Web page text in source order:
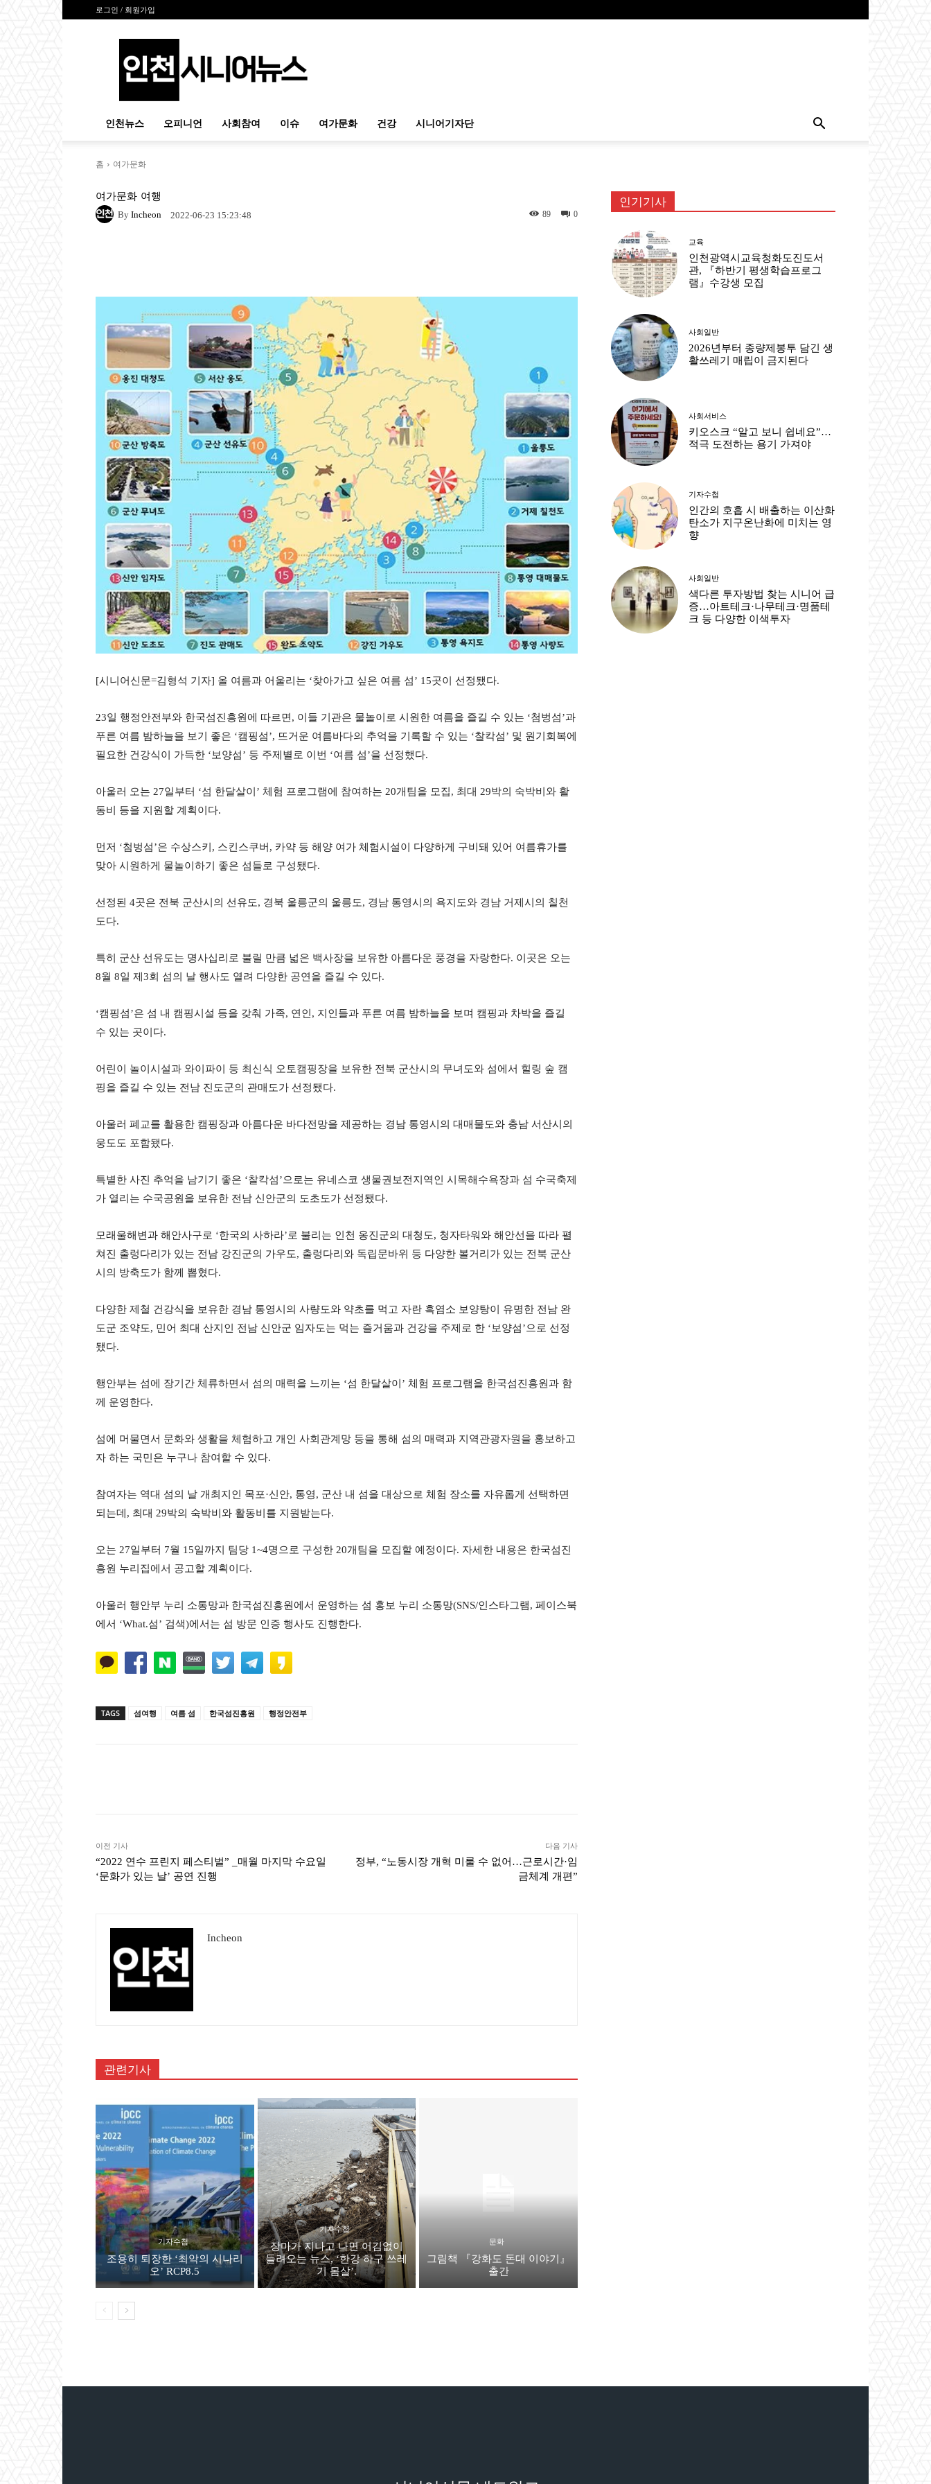
로그인 / 회원가입
시
인천뉴스 오피니언 사회참여 이슈 여가문화 건강 시니어기자단
홈 여가문화
여가문화 여행
By Incheon 2022-06-23 15:23:48 0
89
[시니어신문=김형석 기자] 올 여름과 어울리는 ‘찾아가고 싶은 여름 섬’ 15곳이 선정됐다.
23일 행정안전부와 한국섬진흥원에 따르면, 이들 기관은 물놀이로 시원한 여름을 즐길 수 있는 ‘첨벙섬’과
푸른 여름 밤하늘을 보기 좋은 ‘캠핑섬’, 뜨거운 여름바다의 추억을 기록할 수 있는 ‘찰칵섬’ 및 원기회복에
필요한 건강식이 가득한 ‘보양섬’ 등 주제별로 이번 ‘여름 섬’을 선정했다.
아울러 오는 27일부터 ‘섬 한달살이’ 체험 프로그램에 참여하는 20개팀을 모집, 최대 29박의 숙박비와 활
동비 등을 지원할 계획이다.
먼저 ‘첨벙섬’은 수상스키, 스킨스쿠버, 카약 등 해양 여가 체험시설이 다양하게 구비돼 있어 여름휴가를
맞아 시원하게 물놀이하기 좋은 섬들로 구성됐다.
선정된 4곳은 전북 군산시의 선유도, 경북 울릉군의 울릉도, 경남 통영시의 욕지도와 경남 거제시의 칠천
도다.
특히 군산 선유도는 명사십리로 불릴 만큼 넓은 백사장을 보유한 아름다운 풍경을 자랑한다. 이곳은 오는
8월 8일 제3회 섬의 날 행사도 열려 다양한 공연을 즐길 수 있다.
‘캠핑섬’은 섬 내 캠핑시설 등을 갖춰 가족, 연인, 지인들과 푸른 여름 밤하늘을 보며 캠핑과 차박을 즐길
수 있는 곳이다.
어린이 놀이시설과 와이파이 등 최신식 오토캠핑장을 보유한 전북 군산시의 무녀도와 섬에서 힐링 숲 캠
핑을 즐길 수 있는 전남 진도군의 관매도가 선정됐다.
아울러 폐교를 활용한 캠핑장과 아름다운 바다전망을 제공하는 경남 통영시의 대매물도와 충남 서산시의
웅도도 포함됐다.
특별한 사진 추억을 남기기 좋은 ‘찰칵섬’으로는 유네스코 생물권보전지역인 시목해수욕장과 섬 수국축제
가 열리는 수국공원을 보유한 전남 신안군의 도초도가 선정됐다.
모래울해변과 해안사구로 ‘한국의 사하라’로 불리는 인천 옹진군의 대청도, 청자타워와 해안선을 따라 펼
쳐진 출렁다리가 있는 전남 강진군의 가우도, 출렁다리와 독립문바위 등 다양한 볼거리가 있는 전북 군산
시의 방축도가 함께 뽑혔다.
다양한 제철 건강식을 보유한 경남 통영시의 사량도와 약초를 먹고 자란 흑염소 보양탕이 유명한 전남 완
도군 조약도, 민어 최대 산지인 전남 신안군 임자도는 먹는 즐거움과 건강을 주제로 한 ‘보양섬’으로 선정
됐다.
행안부는 섬에 장기간 체류하면서 섬의 매력을 느끼는 ‘섬 한달살이’ 체험 프로그램을 한국섬진흥원과 함
께 운영한다.
섬에 머물면서 문화와 생활을 체험하고 개인 사회관계망 등을 통해 섬의 매력과 지역관광자원을 홍보하고
자 하는 국민은 누구나 참여할 수 있다.
참여자는 역대 섬의 날 개최지인 목포·신안, 통영, 군산 내 섬을 대상으로 체험 장소를 자유롭게 선택하면
되는데, 최대 29박의 숙박비와 활동비를 지원받는다.
오는 27일부터 7월 15일까지 팀당 1~4명으로 구성한 20개팀을 모집할 예정이다. 자세한 내용은 한국섬진
흥원 누리집에서 공고할 계획이다.
아울러 행안부 누리 소통망과 한국섬진흥원에서 운영하는 섬 홍보 누리 소통망(SNS/인스타그램, 페이스북
에서 ‘What.섬’ 검색)에서는 섬 방문 인증 행사도 진행한다.
TAGS 섬여행 여름 섬 한국섬진흥원 행정안전부
이전 기사
“2022 연수 프린지 페스티벌” _매월 마지막 수요일
‘문화가 있는 날’ 공연 진행
다음 기사
정부, “노동시장 개혁 미룰 수 없어…근로시간·임
금체계 개편”
Incheon
관련기사
기자수첩
조용히 퇴장한 ‘최악의 시나리
오’ RCP8.5
기자수첩
장마가 지나고 나면 어김없이
들려오는 뉴스, ‘한강 하구 쓰레
기 몸살’.
문화
그림책 『강화도 돈대 이야기』
출간
인기기사
교육
인천광역시교육청화도진도서
관, 『하반기 평생학습프로그
램』수강생 모집
사회일반
2026년부터 종량제봉투 담긴 생
활쓰레기 매립이 금지된다
사회서비스
키오스크 “알고 보니 쉽네요”…
적극 도전하는 용기 가져야
기자수첩
인간의 호흡 시 배출하는 이산화
탄소가 지구온난화에 미치는 영
향
사회일반
색다른 투자방법 찾는 시니어 급
증…아트테크·나무테크·명품테
크 등 다양한 이색투자